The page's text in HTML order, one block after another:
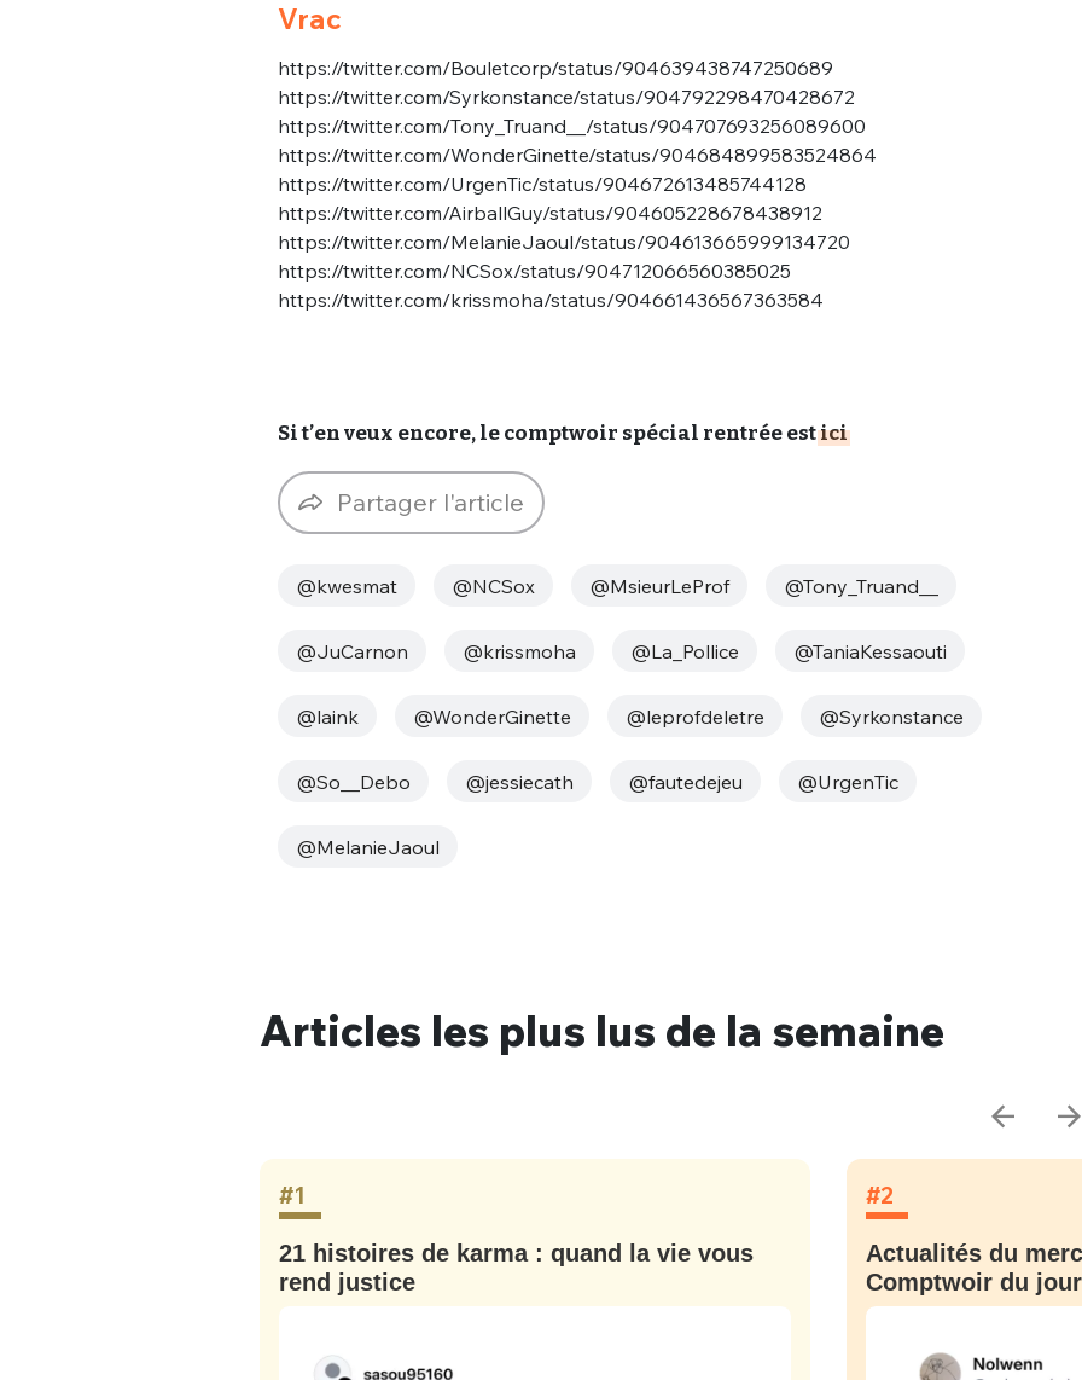
Vrac
https://twitter.com/Bouletcorp/status/904639438747250689
https://twitter.com/Syrkonstance/status/904792298470428672
https://twitter.com/Tony_Truand__/status/904707693256089600
https://twitter.com/WonderGinette/status/904684899583524864
https://twitter.com/UrgenTic/status/904672613485744128
https://twitter.com/AirballGuy/status/904605228678438912
https://twitter.com/MelanieJaoul/status/904613665999134720
https://twitter.com/NCSox/status/904712066560385025
https://twitter.com/krissmoha/status/904661436567363584
Si t’en veux encore, le comptwoir spécial rentrée estici
Partager l'article
@kwesmat @NCSox @MsieurLeProf @Tony_Truand__
@JuCarnon @krissmoha @La_Pollice @TaniaKessaouti
@laink @WonderGinette @leprofdeletre @Syrkonstance
@So__Debo @jessiecath @fautedejeu @UrgenTic
@MelanieJaoul
Articles les plus lus de la semaine
#1
21 histoires de karma : quand la vie vous
rend justice
#2
Actualités du
Comptwoir du jour
Bienvenue !
EMAIL*
JE M'INSCRIS
MOT DE PASSE
ME CONNECTER